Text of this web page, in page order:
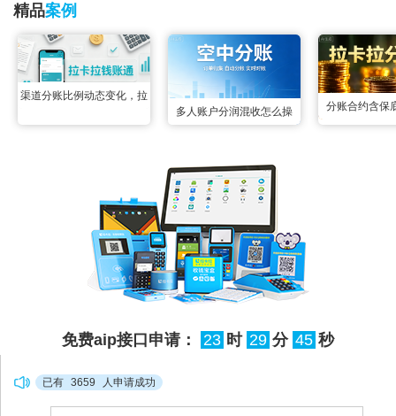
精品案例
渠道分账比例动态变化，拉
卡拉钱账通配置变更实时生
多人账户分润混收怎么操
很多联营场景里都遇到过多
账户资金混收的难题：一笔
订单的收款账户同时绑定了
3个以上分润方，所有资金
先全部归集到一起，事后根
本分不清哪部分属于谁，人
很容易出现分错、漏分的情
卡拉空中分账
分账合约含保
免费aip接口申请： 23 时 29 分 44 秒
已有 3659 人申请成功